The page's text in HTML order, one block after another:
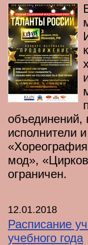
объединений,
исполнители
мод»,
ограничен.
12.01.2018
Расписание
учебного года